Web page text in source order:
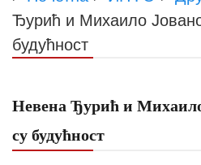
Ђурић и Михаило
будућност
Невена Ђурић и
су будућност